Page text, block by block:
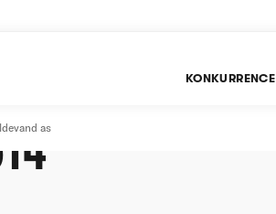
KONKURRENCE
as